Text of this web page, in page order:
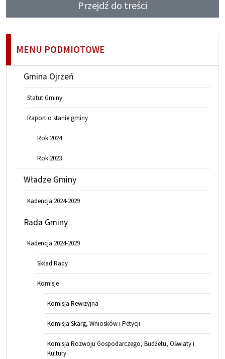
Przejdź do treści
MENU PODMIOTOWE
Gmina Ojrzeń
Statut Gminy
Raport o stanie gminy
Rok 2024
Rok 2023
Władze Gminy
Kadencja 2024-2029
Rada Gminy
Kadencja 2024-2029
Skład Rady
Komisje
Komisja Rewizyjna
Komisja Skarg, Wniosków i Petycji
Komisja Rozwoju Gospodarczego, Budżetu, Oświaty i
Kultury